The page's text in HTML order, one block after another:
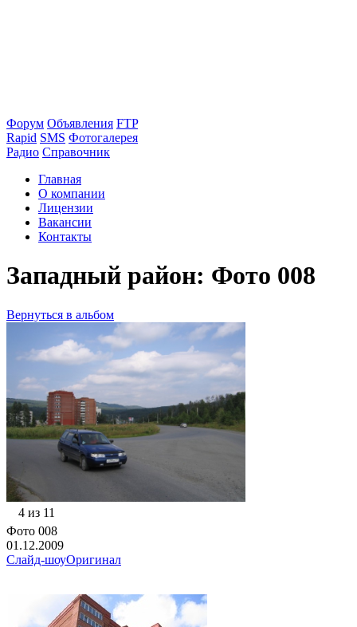
Форум Объявления FTP
Rapid SMS Фотогалерея
Радио Справочник
Главная
О компании
Лицензии
Вакансии
Контакты
Западный район: Фото 008
Вернуться в альбом
4 из 11
Фото 008
01.12.2009
Слайд-шоуОригинал